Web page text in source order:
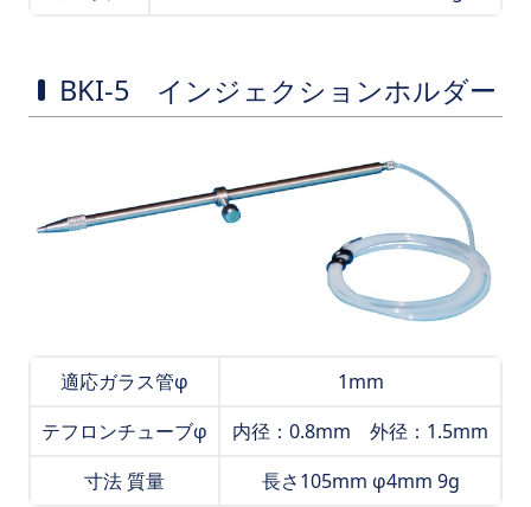
BKI-5 インジェクションホルダー
適応ガラス管φ
1mm
テフロンチューブφ
内径：0.8mm 外径：1.5mm
寸法 質量
長さ105mm φ4mm 9g